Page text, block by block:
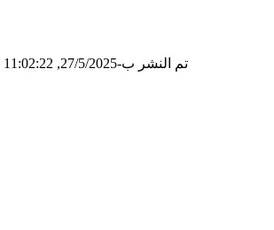
تم النشر ب-27/5/2025, 11:02:22